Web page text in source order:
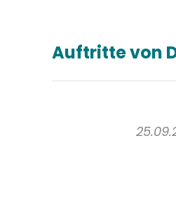
Auftritte von